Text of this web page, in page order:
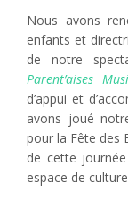
Nous avons
enfants et
de notre
Parent’aises
d’appui et
avons joué
pour la Fête des
de cette
espace de